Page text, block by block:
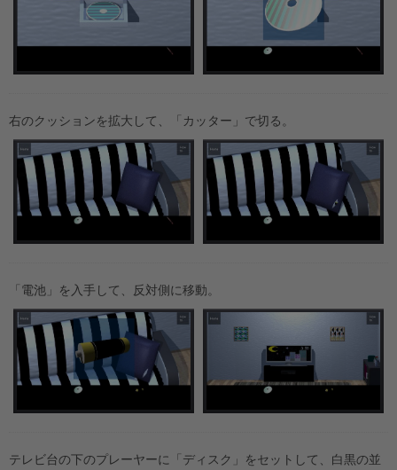
右のクッションを拡大して、「カッター」で切る。
「電池」を入手して、反対側に移動。
テレビ台の下のプレーヤーに「ディスク」をセットして、白黒の並